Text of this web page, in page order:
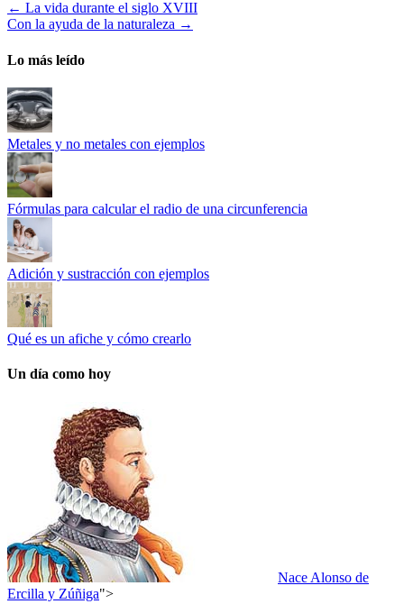
← La vida durante el siglo XVIII
Con la ayuda de la naturaleza →
Lo más leído
Metales y no metales con ejemplos
Fórmulas para calcular el radio de una circunferencia
Adición y sustracción con ejemplos
Qué es un afiche y cómo crearlo
Un día como hoy
Nace Alonso de
Ercilla y Zúñiga">